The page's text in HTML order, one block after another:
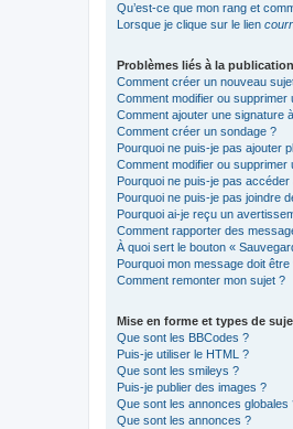
Qu’est-ce que mon rang et
Lorsque je clique sur le lien
Problèmes liés à la
Comment créer un nouveau
Comment modifier ou supprimer
Comment ajouter une signature
Comment créer un sondage ?
Pourquoi ne puis-je pas ajouter
Comment modifier ou supprimer
Pourquoi ne puis-je pas accéder
Pourquoi ne puis-je pas joindre
Pourquoi ai-je reçu un
Comment rapporter des
À quoi sert le bouton «
Pourquoi mon message doit être
Comment remonter mon sujet ?
Mise en forme et types de
Que sont les BBCodes ?
Puis-je utiliser le HTML ?
Que sont les smileys ?
Puis-je publier des images ?
Que sont les annonces globales
Que sont les annonces ?